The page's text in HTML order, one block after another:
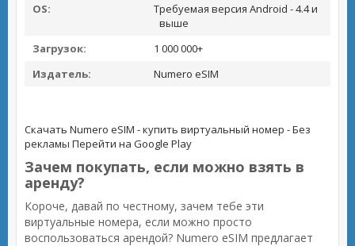
OS:
Требуемая версия Android - 4.4 и
выше
Загрузок:
1 000 000+
Издатель:
Numero eSIM
Скачать Numero eSIM - купить виртуальный номер - Без
рекламы Перейти на Google Play
Зачем покупать, если можно взять в
аренду?
Короче, давай по честному, зачем тебе эти
виртуальные номера, если можно просто
воспользоваться арендой? Numero eSIM предлагает